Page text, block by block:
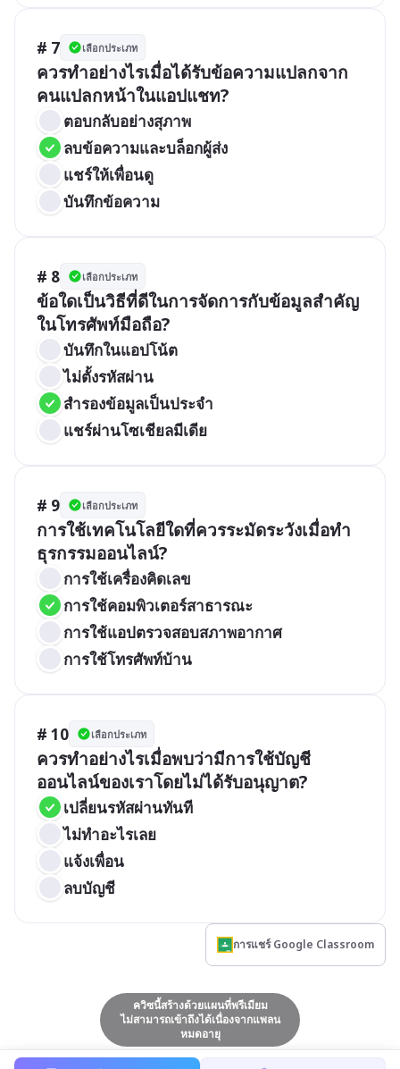
# 7 เลือกประเภท
ควรทำอย่างไรเมื่อได้รับข้อความแปลกจาก
คนแปลกหน้าในแอปแชท?
ตอบกลับอย่างสุภาพ
ลบข้อความและบล็อกผู้ส่ง
แชร์ให้เพื่อนดู
บันทึกข้อความ
# 8 เลือกประเภท
ข้อใดเป็นวิธีที่ดีในการจัดการกับข้อมูลสำคัญ
ในโทรศัพท์มือถือ?
บันทึกในแอปโน้ต
ไม่ตั้งรหัสผ่าน
สำรองข้อมูลเป็นประจำ
แชร์ผ่านโซเชียลมีเดีย
# 9 เลือกประเภท
การใช้เทคโนโลยีใดที่ควรระมัดระวังเมื่อทำ
ธุรกรรมออนไลน์?
การใช้เครื่องคิดเลข
การใช้คอมพิวเตอร์สาธารณะ
การใช้แอปตรวจสอบสภาพอากาศ
การใช้โทรศัพท์บ้าน
# 10 เลือกประเภท
ควรทำอย่างไรเมื่อพบว่ามีการใช้บัญชี
ออนไลน์ของเราโดยไม่ได้รับอนุญาต?
เปลี่ยนรหัสผ่านทันที
ไม่ทำอะไรเลย
แจ้งเพื่อน
ลบบัญชี
การแชร์ Google Classroom
ควิซนี้สร้างด้วยแผนที่พรีเมียม
ไม่สามารถเข้าถึงได้เนื่องจากแพลน
หมดอายุ